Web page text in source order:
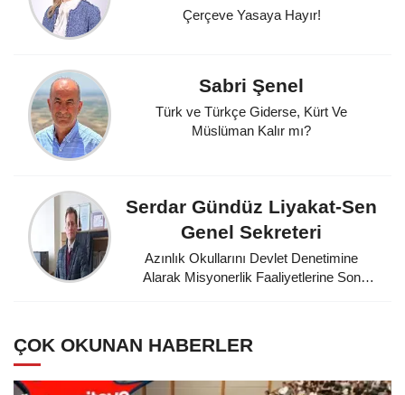
Çerçeve Yasaya Hayır!
Sabri Şenel
Türk ve Türkçe Giderse, Kürt Ve
Müslüman Kalır mı?
Serdar Gündüz Liyakat-Sen
Genel Sekreteri
Azınlık Okullarını Devlet Denetimine
Alarak Misyonerlik Faaliyetlerine Son
ÇOK OKUNAN HABERLER